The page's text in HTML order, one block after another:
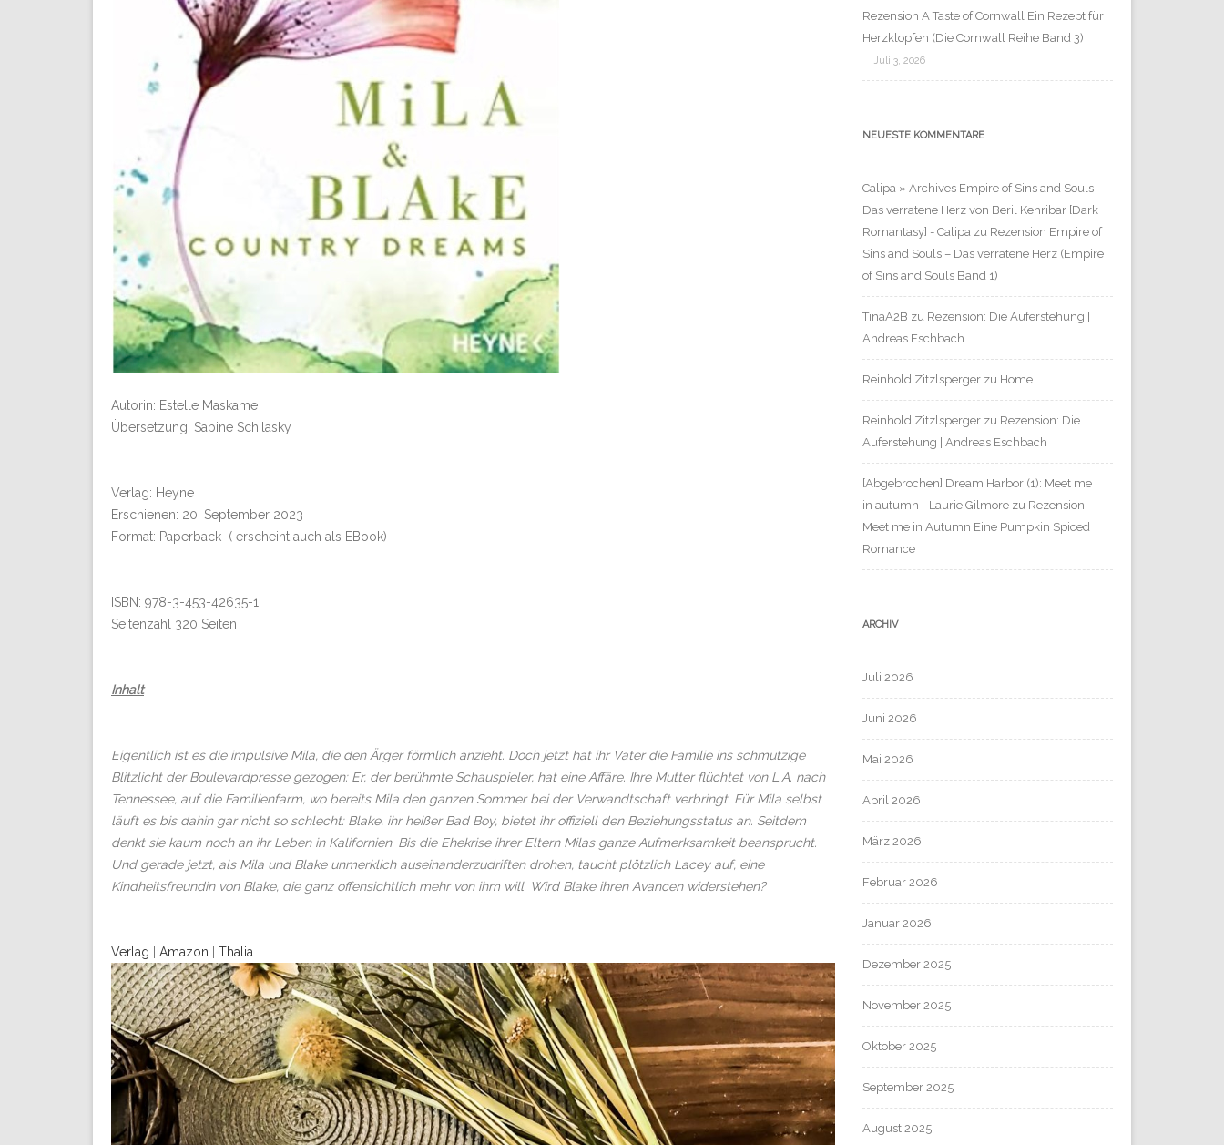
Autorin: Estelle Maskame
Übersetzung: Sabine Schilasky
Verlag: Heyne
Erschienen: 20. September 2023
Format: Paperback ( erscheint auch als EBook)
ISBN: 978-3-453-42635-1
Seitenzahl 320 Seiten
Inhalt
Eigentlich ist es die impulsive Mila, die den Ärger förmlich anzieht. Doch jetzt hat ihr Vater die Familie ins schmutzige
Blitzlicht der Boulevardpresse gezogen: Er, der berühmte Schauspieler, hat eine Affäre. Ihre Mutter flüchtet von L.A. nach
Tennessee, auf die Familienfarm, wo bereits Mila den ganzen Sommer bei der Verwandtschaft verbringt. Für Mila selbst
läuft es bis dahin gar nicht so schlecht: Blake, ihr heißer Bad Boy, bietet ihr offiziell den Beziehungsstatus an. Seitdem
denkt sie kaum noch an ihr Leben in Kalifornien. Bis die Ehekrise ihrer Eltern Milas ganze Aufmerksamkeit beansprucht.
Und gerade jetzt, als Mila und Blake unmerklich auseinanderzudriften drohen, taucht plötzlich Lacey auf, eine
Kindheitsfreundin von Blake, die ganz offensichtlich mehr von ihm will. Wird Blake ihren Avancen widerstehen?
Verlag Amazon Thalia
Rezension A Taste of Cornwall Ein Rezept für
Herzklopfen (Die Cornwall Reihe Band 3)
Juli 3, 2026
NEUESTE KOMMENTARE
Calipa » Archives Empire of Sins and Souls -
Das verratene Herz von Beril Kehribar [Dark
Romantasy] - Calipa zu Rezension Empire of
Sins and Souls – Das verratene Herz (Empire
of Sins and Souls Band 1)
TinaA2B zu Rezension: Die Auferstehung |
Andreas Eschbach
Reinhold Zitzlsperger zu Home
Reinhold Zitzlsperger zu Rezension: Die
Auferstehung | Andreas Eschbach
[Abgebrochen] Dream Harbor (1): Meet me
in autumn - Laurie Gilmore zu Rezension
Meet me in Autumn Eine Pumpkin Spiced
Romance
ARCHIV
Juli 2026
Juni 2026
Mai 2026
April 2026
März 2026
Februar 2026
Januar 2026
Dezember 2025
November 2025
Oktober 2025
September 2025
August 2025